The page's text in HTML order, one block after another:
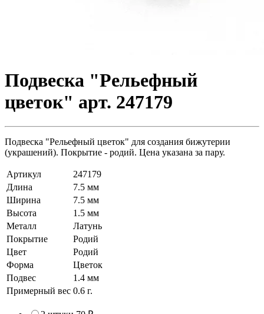
Подвеска "Рельефный
цветок" арт. 247179
Подвеска "Рельефный цветок" для создания бижутерии
(украшений). Покрытие - родий. Цена указана за пару.
Артикул
247179
Длина
7.5 мм
Ширина
7.5 мм
Высота
1.5 мм
Металл
Латунь
Покрытие
Родий
Цвет
Родий
Форма
Цветок
Подвес
1.4 мм
Примерный вес 0.6 г.